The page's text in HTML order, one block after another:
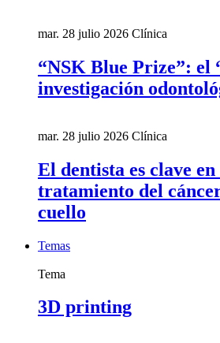
mar. 28 julio 2026 Clínica
“NSK Blue Prize”: el
investigación
mar. 28 julio 2026 Clínica
El dentista es clave
tratamiento del
cuello
Temas
Tema
3D printing